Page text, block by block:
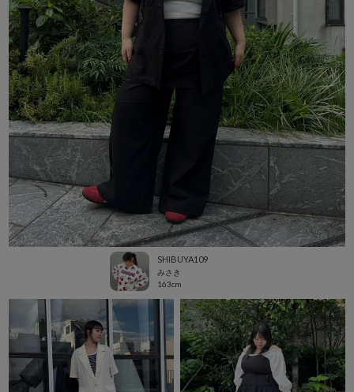
SHIBUYA109
みさき
163cm